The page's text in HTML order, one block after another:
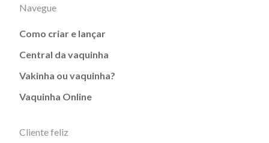
Navegue
Como criar e lançar
Central da vaquinha
Vakinha ou vaquinha?
Vaquinha Online
Cliente feliz